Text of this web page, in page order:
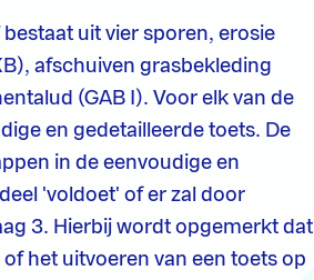
uit vier sporen, erosie
afschuiven grasbekleding
(GAB I). Voor elk van de
en gedetailleerde toets. De
in de eenvoudige en
'voldoet' of er zal door
3. Hierbij wordt opgemerkt dat
het uitvoeren van een toets op